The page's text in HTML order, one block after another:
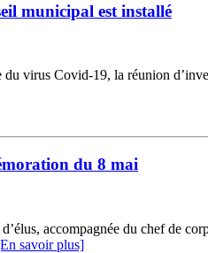
municipal est installé
du virus Covid-19, la réunion
du 8 mai
accompagnée du chef de
savoir plus]